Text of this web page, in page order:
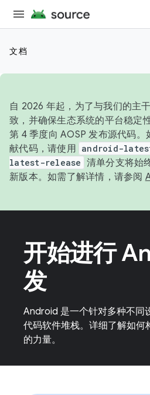
文档
自 2026 年起，为了与我们的主
致，并确保生态系统的平台稳定
第 4 季度向 AOSP 发布源代码
献代码，请使用 android-
latest-release 清单分支将始
新版本。如需了解详情，请参阅
开始进行
发
Android 是一个针对多种不同
代码软件堆栈。详细了解如何
的力量。